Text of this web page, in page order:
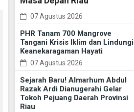
07 Agustus 2026
PHR Tanam 700 Mangrove
Tangani Krisis Iklim dan Lindungi
Keanekaragaman Hayati
07 Agustus 2026
Sejarah Baru! Almarhum Abdul
Razak Ardi Dianugerahi Gelar
Tokoh Pejuang Daerah Provinsi
Riau